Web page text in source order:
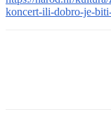
koncert-ili-dobro-je-